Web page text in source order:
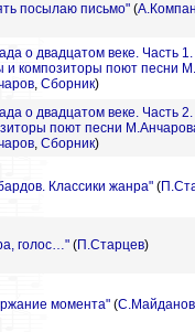
посылаю письмо" (
о двадцатом веке. Часть
и композиторы поют песни
, Сборник)
о двадцатом веке. Часть
поют песни
, Сборник)
Классики жанра" (
голос…" (П.Старцев)
момента" (С.Майданов